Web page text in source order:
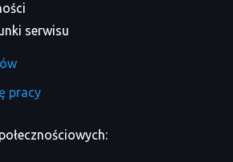
serwisu
pracy